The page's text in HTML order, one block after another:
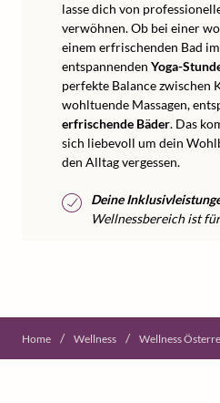
lasse dich von
verwöhnen. Ob bei einer
einem erfrischenden Bad
entspannenden Yoga-
perfekte Balance zwischen
wohltuende Massagen,
erfrischende Bäder. Das
sich liebevoll um dein
den Alltag vergessen.
Deine
Wellnessbereich ist
Home / Wellness / Wellness